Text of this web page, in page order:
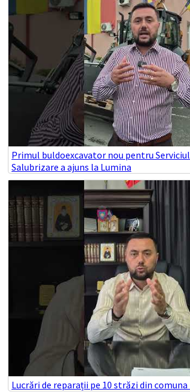
Primul buldoexcavator nou pentru
Salubrizare a ajuns la Lumina
Lucrări de reparații pe 10 străzi din comuna